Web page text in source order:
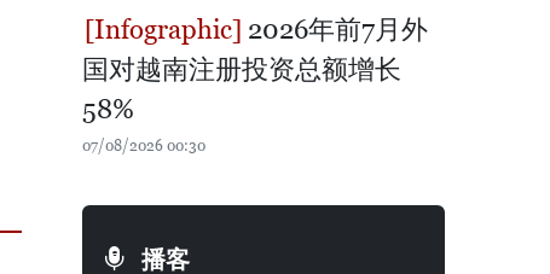
2026年前7月外
国对越南注册投资总额增长
58%
07/08/2026 00:30
播客